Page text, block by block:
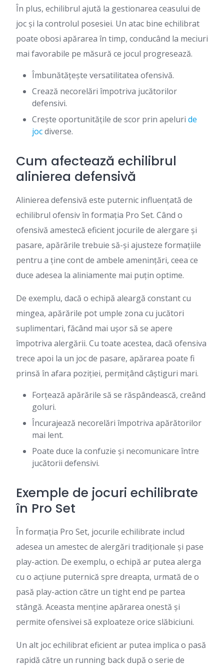
În plus, echilibrul ajută la gestionarea ceasului de
joc și la controlul posesiei. Un atac bine echilibrat
poate obosi apărarea în timp, conducând la meciuri
mai favorabile pe măsură ce jocul progresează.
Îmbunătățește versatilitatea ofensivă.
Crează necorelări împotriva jucătorilor
defensivi.
Crește oportunitățile de scor prin apeluri de
jocdiverse.
Cum afectează echilibrul
alinierea defensivă
Alinierea defensivă este puternic influențată de
echilibrul ofensiv în formația Pro Set. Când o
ofensivă amestecă eficient jocurile de alergare și
pasare, apărările trebuie să-și ajusteze formațiile
pentru a ține cont de ambele amenințări, ceea ce
duce adesea la aliniamente mai puțin optime.
De exemplu, dacă o echipă aleargă constant cu
mingea, apărările pot umple zona cu jucători
suplimentari, făcând mai ușor să se apere
împotriva alergării. Cu toate acestea, dacă ofensiva
trece apoi la un joc de pasare, apărarea poate fi
prinsă în afara poziției, permițând câștiguri mari.
Forțează apărările să se răspândească, creând
goluri.
Încurajează necorelări împotriva apărătorilor
mai lent.
Poate duce la confuzie și necomunicare între
jucătorii defensivi.
Exemple de jocuri echilibrate
în Pro Set
În formația Pro Set, jocurile echilibrate includ
adesea un amestec de alergări tradiționale și pase
play-action. De exemplu, o echipă ar putea alerga
cu o acțiune puternică spre dreapta, urmată de o
pasă play-action către un tight end pe partea
stângă. Aceasta menține apărarea onestă și
permite ofensivei să exploateze orice slăbiciuni.
Un alt joc echilibrat eficient ar putea implica o pasă
rapidă către un running back după o serie de